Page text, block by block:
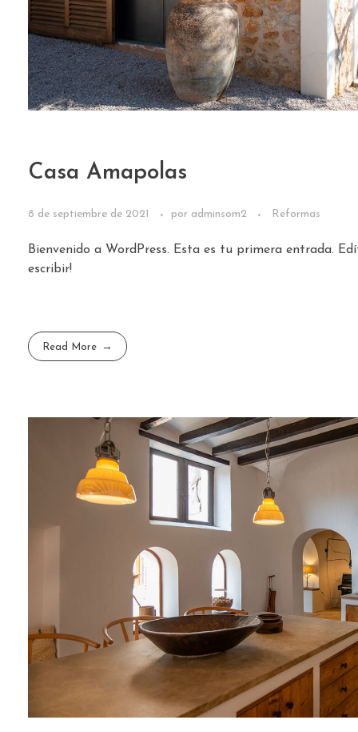
Casa Amapolas
8 de septiembre de 2021 por adminsom2 Reformas
Bienvenido a WordPress. Esta es tu primera entrada.
escribir!
Read More